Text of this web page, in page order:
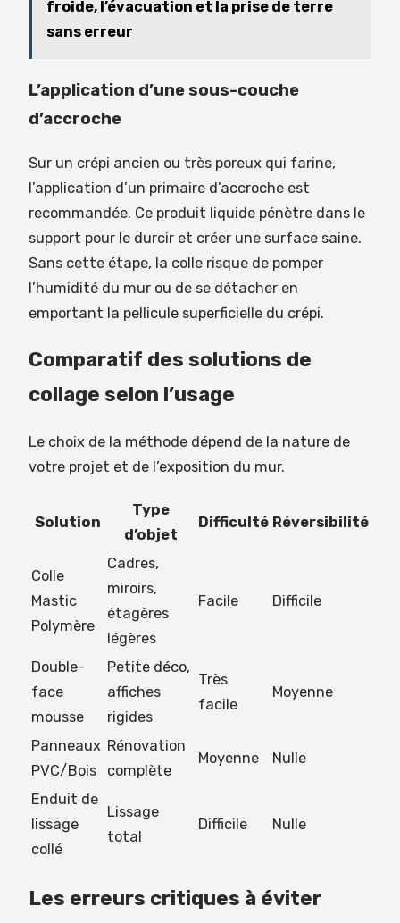
froide, l’évacuation et la prise de terre
sans erreur
L’application d’une sous-couche
d’accroche
Sur un crépi ancien ou très poreux qui farine,
l’application d’un primaire d’accroche est
recommandée. Ce produit liquide pénètre dans le
support pour le durcir et créer une surface saine.
Sans cette étape, la colle risque de pomper
l’humidité du mur ou de se détacher en
emportant la pellicule superficielle du crépi.
Comparatif des solutions de
collage selon l’usage
Le choix de la méthode dépend de la nature de
votre projet et de l’exposition du mur.
Solution
Type
d’objet
Difficulté Réversibilité
Colle
Mastic
Polymère
Cadres,
miroirs,
étagères
légères
Facile Difficile
Double-
face
mousse
Petite déco,
affiches
rigides
Très
facile
Moyenne
Panneaux
PVC/Bois
Rénovation
complète
Moyenne Nulle
Enduit de
lissage
collé
Lissage
total
Difficile Nulle
Les erreurs critiques à éviter